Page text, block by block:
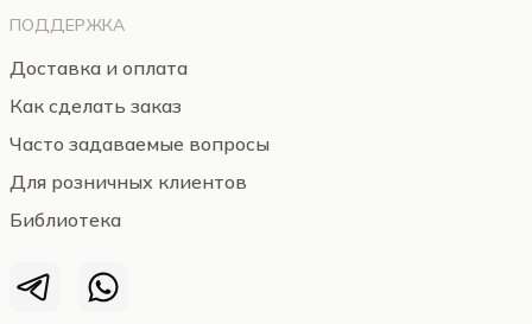
ПОДДЕРЖКА
Доставка и оплата
Как сделать заказ
Часто задаваемые вопросы
Для розничных клиентов
Библиотека